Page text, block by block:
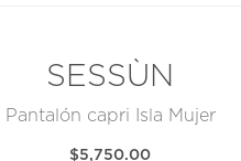
SESSÙN
Pantalón capri Isla Mujer
$5,750.00